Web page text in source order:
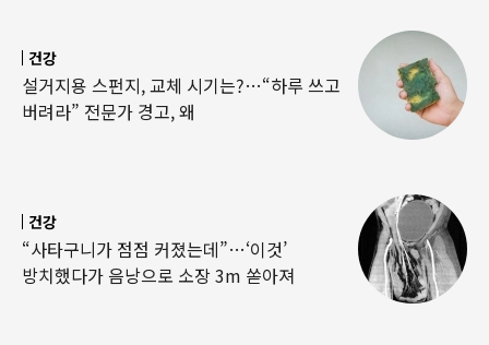
건강
설거지용 스펀지, 교체 시기는?…“하루 쓰고
버려라” 전문가 경고, 왜
건강
“사타구니가 점점 커졌는데”…‘이것’
방치했다가 음낭으로 소장 3m 쏟아져